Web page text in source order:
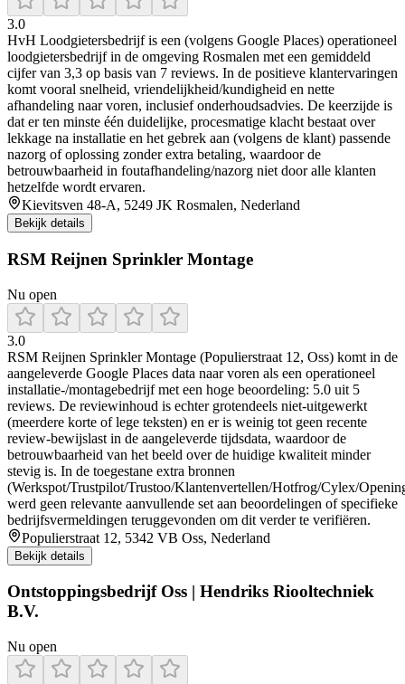
3.0
HvH Loodgietersbedrijf is een (volgens Google Places) operationeel
loodgietersbedrijf in de omgeving Rosmalen met een gemiddeld
cijfer van 3,3 op basis van 7 reviews. In de positieve klantervaringen
komt vooral snelheid, vriendelijkheid/kundigheid en nette
afhandeling naar voren, inclusief onderhoudsadvies. De keerzijde is
dat er ten minste één duidelijke, procesmatige klacht bestaat over
lekkage na installatie en het gebrek aan (volgens de klant) passende
nazorg of oplossing zonder extra betaling, waardoor de
betrouwbaarheid in foutafhandeling/nazorg niet door alle klanten
hetzelfde wordt ervaren.
Kievitsven 48-A, 5249 JK Rosmalen, Nederland
Bekijk details
RSM Reijnen Sprinkler Montage
Nu open
3.0
RSM Reijnen Sprinkler Montage (Populierstraat 12, Oss) komt in de
aangeleverde Google Places data naar voren als een operationeel
installatie-/montagebedrijf met een hoge beoordeling: 5.0 uit 5
reviews. De reviewinhoud is echter grotendeels niet-uitgewerkt
(meerdere korte of lege teksten) en er is weinig tot geen recente
review-bewijslast in de aangeleverde tijdsdata, waardoor de
betrouwbaarheid van het beeld over de huidige kwaliteit minder
stevig is. In de toegestane extra bronnen
(Werkspot/Trustpilot/Trustoo/Klantenvertellen/Hotfrog/Cylex/
werd geen relevante aanvullende set aan beoordelingen of specifieke
bedrijfsvermeldingen teruggevonden om dit verder te verifiëren.
Populierstraat 12, 5342 VB Oss, Nederland
Bekijk details
Ontstoppingsbedrijf Oss | Hendriks Riooltechniek
B.V.
Nu open